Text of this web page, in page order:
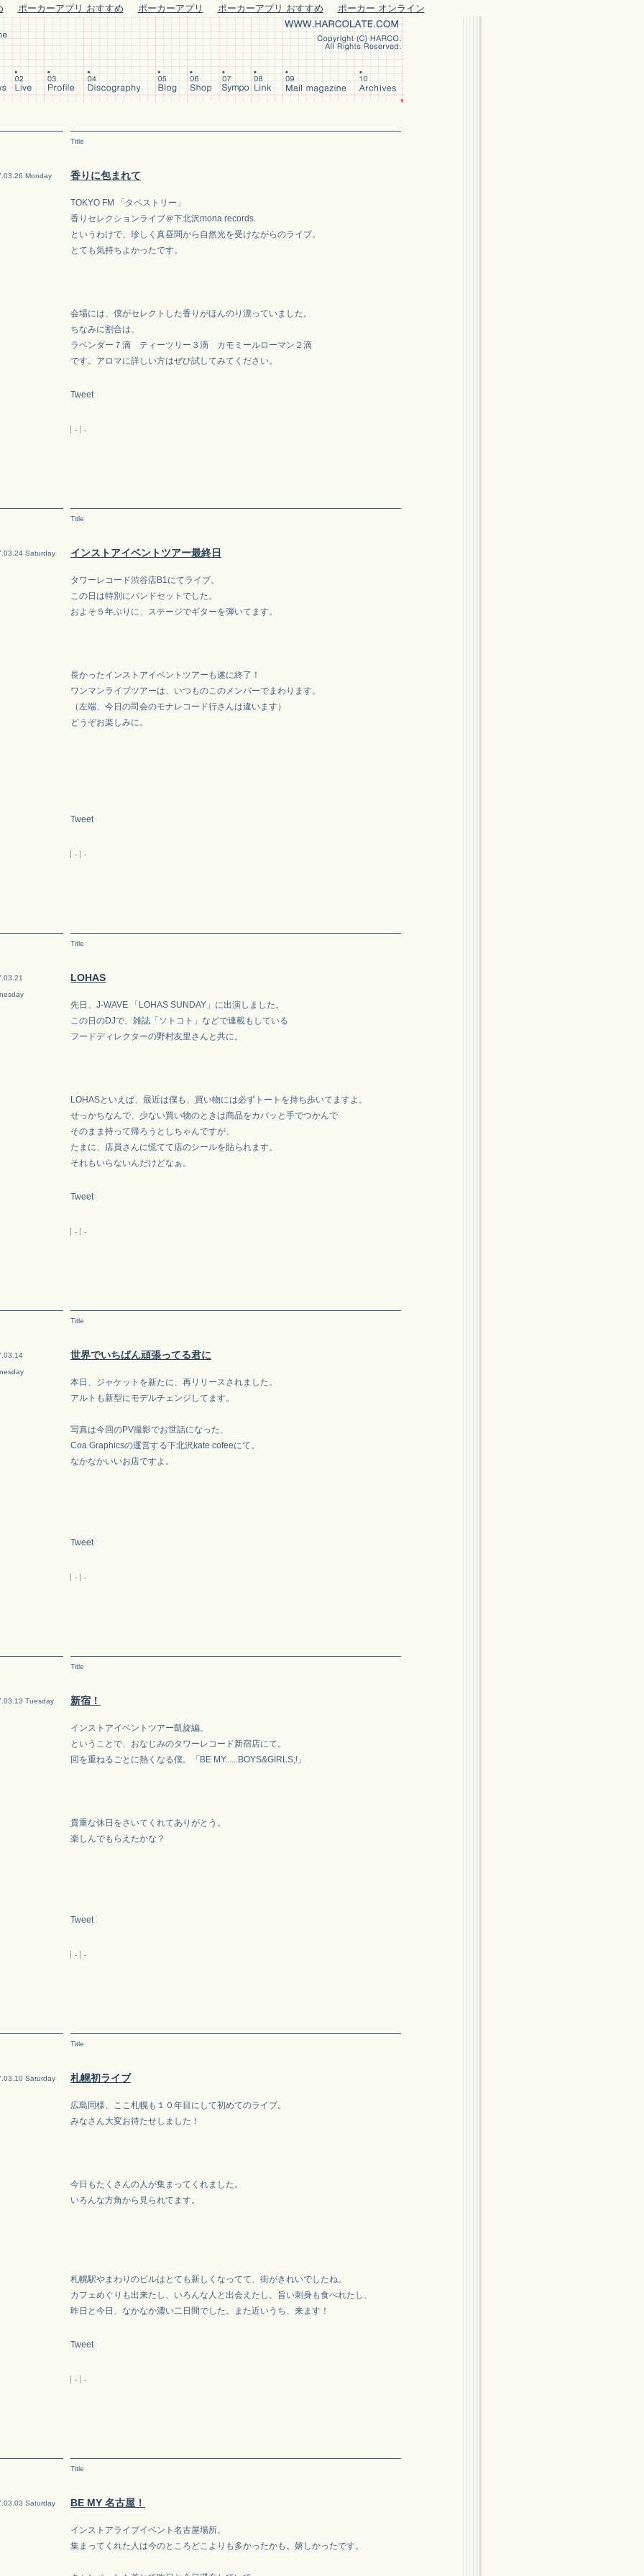
ポーカーアプリ おすすめ ポーカーアプリ ポーカーアプリ おすすめ ポーカー オンライン
Title
Monday 香りに包まれて
TOKYO FM 「タペストリー」
香りセレクションライブ＠下北沢mona records
というわけで、珍しく真昼間から自然光を受けながらのライブ。
とても気持ちよかったです。
会場には、僕がセレクトした香りがほんのり漂っていました。
ちなみに割合は、
ラベンダー７滴 ティーツリー３滴 カモミールローマン２滴
です。アロマに詳しい方はぜひ試してみてください。
Tweet
- -
Title
Saturday インストアイベントツアー最終日
タワーレコード渋谷店B1にてライブ。
この日は特別にバンドセットでした。
およそ５年ぶりに、ステージでギターを弾いてます。
長かったインストアイベントツアーも遂に終了！
ワンマンライブツアーは、いつものこのメンバーでまわります。
（左端、今日の司会のモナレコード行さんは違います）
どうぞお楽しみに。
Tweet
- -
Title
LOHAS
先日、J-WAVE 「LOHAS SUNDAY」に出演しました。
この日のDJで、雑誌「ソトコト」などで連載もしている
フードディレクターの野村友里さんと共に。
LOHASといえば、最近は僕も、買い物には必ずトートを持ち歩いてますよ。
せっかちなんで、少ない買い物のときは商品をカバッと手でつかんで
そのまま持って帰ろうとしちゃんですが、
たまに、店員さんに慌てて店のシールを貼られます。
それもいらないんだけどなぁ。
Tweet
- -
Title
世界でいちばん頑張ってる君に
本日、ジャケットを新たに、再リリースされました。
アルトも新型にモデルチェンジしてます。
写真は今回のPV撮影でお世話になった、
Coa Graphicsの運営する下北沢kate cofeeにて。
なかなかいいお店ですよ。
Tweet
- -
Title
Tuesday 新宿！
インストアイベントツアー凱旋編。
ということで、おなじみのタワーレコード新宿店にて。
回を重ねるごとに熱くなる僕。「BE MY......BOYS&GIRLS;!」
貴重な休日をさいてくれてありがとう。
楽しんでもらえたかな？
Tweet
- -
Title
Saturday 札幌初ライブ
広島同様、ここ札幌も１０年目にして初めてのライブ。
みなさん大変お待たせしました！
今日もたくさんの人が集まってくれました。
いろんな方角から見られてます。
札幌駅やまわりのビルはとても新しくなってて、街がきれいでしたね。
カフェめぐりも出来たし、いろんな人と出会えたし、旨い刺身も食べれたし、
昨日と今日、なかなか濃い二日間でした。また近いうち、来ます！
Tweet
- -
Title
Saturday BE MY 名古屋！
インストアライブイベント名古屋場所。
集まってくれた人は今のところどこよりも多かったかも。嬉しかったです。